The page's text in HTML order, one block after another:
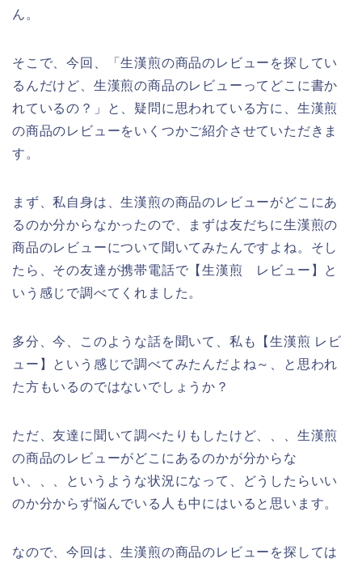
ん。
そこで、今回、「生漢煎の商品のレビューを探してい
るんだけど、生漢煎の商品のレビューってどこに書か
れているの？」と、疑問に思われている方に、生漢煎
の商品のレビューをいくつかご紹介させていただきま
す。
まず、私自身は、生漢煎の商品のレビューがどこにあ
るのか分からなかったので、まずは友だちに生漢煎の
商品のレビューについて聞いてみたんですよね。そし
たら、その友達が携帯電話で【生漢煎 レビュー】と
いう感じで調べてくれました。
多分、今、このような話を聞いて、私も【生漢煎 レビ
ュー】という感じで調べてみたんだよね～、と思われ
た方もいるのではないでしょうか？
ただ、友達に聞いて調べたりもしたけど、、、生漢煎
の商品のレビューがどこにあるのかが分からな
い、、、というような状況になって、どうしたらいい
のか分からず悩んでいる人も中にはいると思います。
なので、今回は、生漢煎の商品のレビューを探しては